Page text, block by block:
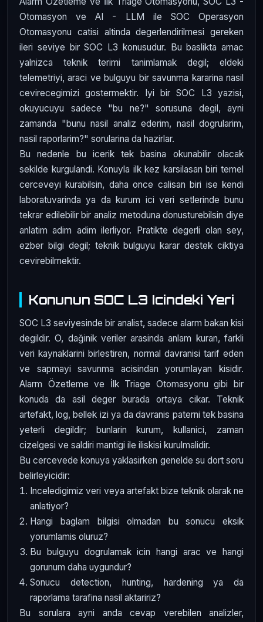
Otomasyon ve AI - LLM ile SOC Operasyon
Otomasyonu catisi altinda degerlendirilmesi gereken
ileri seviye bir SOC L3 konusudur. Bu baslikta amac
yalnizca teknik terimi tanimlamak degil; eldeki
telemetriyi, araci ve bulguyu bir savunma kararina nasil
cevirecegimizi gostermektir. Iyi bir SOC L3 yazisi,
okuyucuyu sadece "bu ne?" sorusuna degil, ayni
zamanda "bunu nasil analiz ederim, nasil dogrularim,
nasil raporlarim?" sorularina da hazirlar.
Bu nedenle bu icerik tek basina okunabilir olacak
sekilde kurgulandi. Konuyla ilk kez karsilasan biri temel
cerceveyi kurabilsin, daha once calisan biri ise kendi
laboratuvarinda ya da kurum ici veri setlerinde bunu
tekrar edilebilir bir analiz metoduna donusturebilsin diye
anlatim adim adim ilerliyor. Pratikte degerli olan sey,
ezber bilgi degil; teknik bulguyu karar destek ciktiya
cevirebilmektir.
Konunun SOC L3 Icindeki Yeri
SOC L3 seviyesinde bir analist, sadece alarm bakan kisi
degildir. O, dağinik veriler arasinda anlam kuran, farkli
veri kaynaklarini birlestiren, normal davranisi tarif eden
ve sapmayi savunma acisindan yorumlayan kisidir.
Alarm Özetleme ve İlk Triage Otomasyonu gibi bir
konuda da asil deger burada ortaya cikar. Teknik
artefakt, log, bellek izi ya da davranis paterni tek basina
yeterli degildir; bunlarin kurum, kullanici, zaman
cizelgesi ve saldiri mantigi ile iliskisi kurulmalidir.
Bu cercevede konuya yaklasirken genelde su dort soru
belirleyicidir:
Inceledigimiz veri veya artefakt bize teknik olarak ne
anlatiyor?
Hangi baglam bilgisi olmadan bu sonucu eksik
yorumlamis oluruz?
Bu bulguyu dogrulamak icin hangi arac ve hangi
gorunum daha uygundur?
Sonucu detection, hunting, hardening ya da
raporlama tarafina nasil aktaririz?
Bu sorulara ayni anda cevap verebilen analizler,